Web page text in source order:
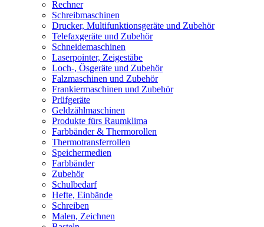
Rechner
Schreibmaschinen
Drucker, Multifunktionsgeräte und Zubehör
Telefaxgeräte und Zubehör
Schneidemaschinen
Laserpointer, Zeigestäbe
Loch-, Ösgeräte und Zubehör
Falzmaschinen und Zubehör
Frankiermaschinen und Zubehör
Prüfgeräte
Geldzählmaschinen
Produkte fürs Raumklima
Farbbänder & Thermorollen
Thermotransferrollen
Speichermedien
Farbbänder
Zubehör
Schulbedarf
Hefte, Einbände
Schreiben
Malen, Zeichnen